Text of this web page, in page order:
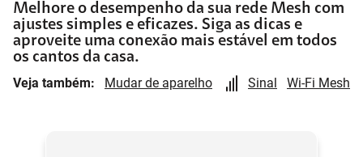
Melhore o desempenho da sua rede Mesh com
ajustes simples e eficazes. Siga as dicas e
aproveite uma conexão mais estável em todos
os cantos da casa.
Veja também: Mudar de aparelho Sinal Wi-Fi Mesh